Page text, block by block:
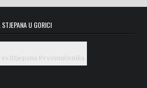
U GORICI
Prvomučenika